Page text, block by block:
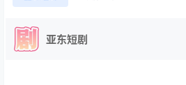
亚东短剧